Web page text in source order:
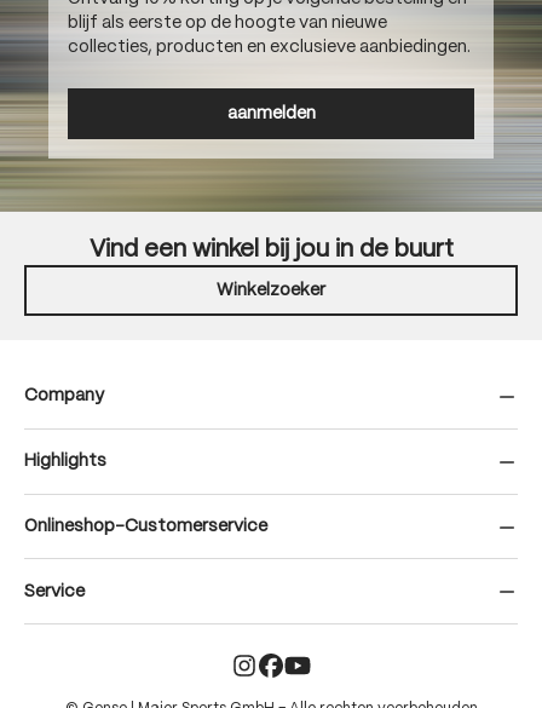
blijf als eerste op de hoogte van nieuwe
collecties, producten en exclusieve aanbiedingen.
aanmelden
Vind een winkel bij jou in de buurt
Winkelzoeker
Company
Highlights
Onlineshop-Customerservice
Service